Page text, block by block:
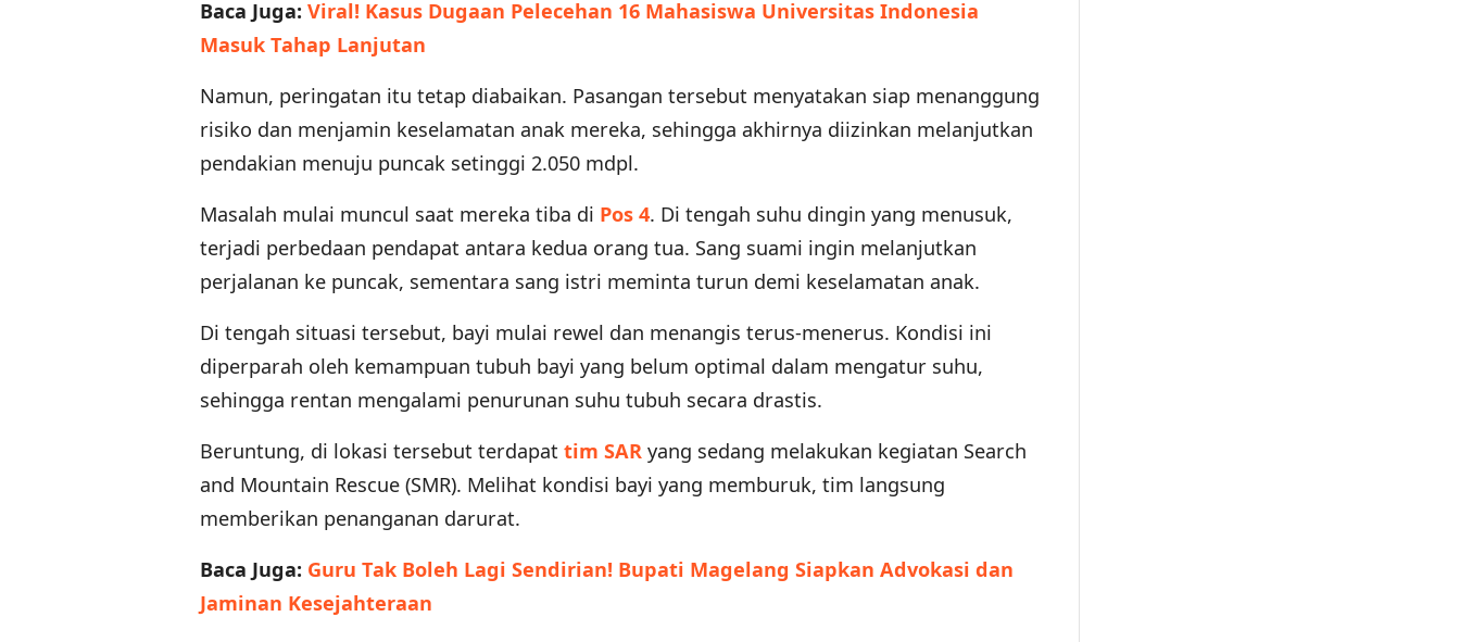
Baca Juga: Viral! Kasus Dugaan Pelecehan 16 Mahasiswa Universitas Indonesia
Masuk Tahap Lanjutan
Namun, peringatan itu tetap diabaikan. Pasangan tersebut menyatakan siap menanggung
risiko dan menjamin keselamatan anak mereka, sehingga akhirnya diizinkan melanjutkan
pendakian menuju puncak setinggi 2.050 mdpl.
Masalah mulai muncul saat mereka tiba di Pos 4. Di tengah suhu dingin yang menusuk,
terjadi perbedaan pendapat antara kedua orang tua. Sang suami ingin melanjutkan
perjalanan ke puncak, sementara sang istri meminta turun demi keselamatan anak.
Di tengah situasi tersebut, bayi mulai rewel dan menangis terus-menerus. Kondisi ini
diperparah oleh kemampuan tubuh bayi yang belum optimal dalam mengatur suhu,
sehingga rentan mengalami penurunan suhu tubuh secara drastis.
Beruntung, di lokasi tersebut terdapat tim SAR yang sedang melakukan kegiatan Search
and Mountain Rescue (SMR). Melihat kondisi bayi yang memburuk, tim langsung
memberikan penanganan darurat.
Baca Juga: Guru Tak Boleh Lagi Sendirian! Bupati Magelang Siapkan Advokasi dan
Jaminan Kesejahteraan